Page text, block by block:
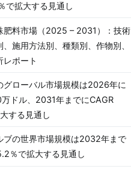
で拡大する見通し
肥料市場（2025 – 2031）：技術
、施用方法別、種類別、作物別、
レポート
グローバル市場規模は2026年に
ドル、2031年までにCAGR
する見通し
ブの世界市場規模は2032年まで
％で拡大する見通し